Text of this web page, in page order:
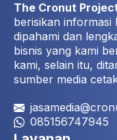
The Cronut
berisikan informasi
dipahami dan
bisnis yang kami
kami, selain itu,
sumber media
085156747945